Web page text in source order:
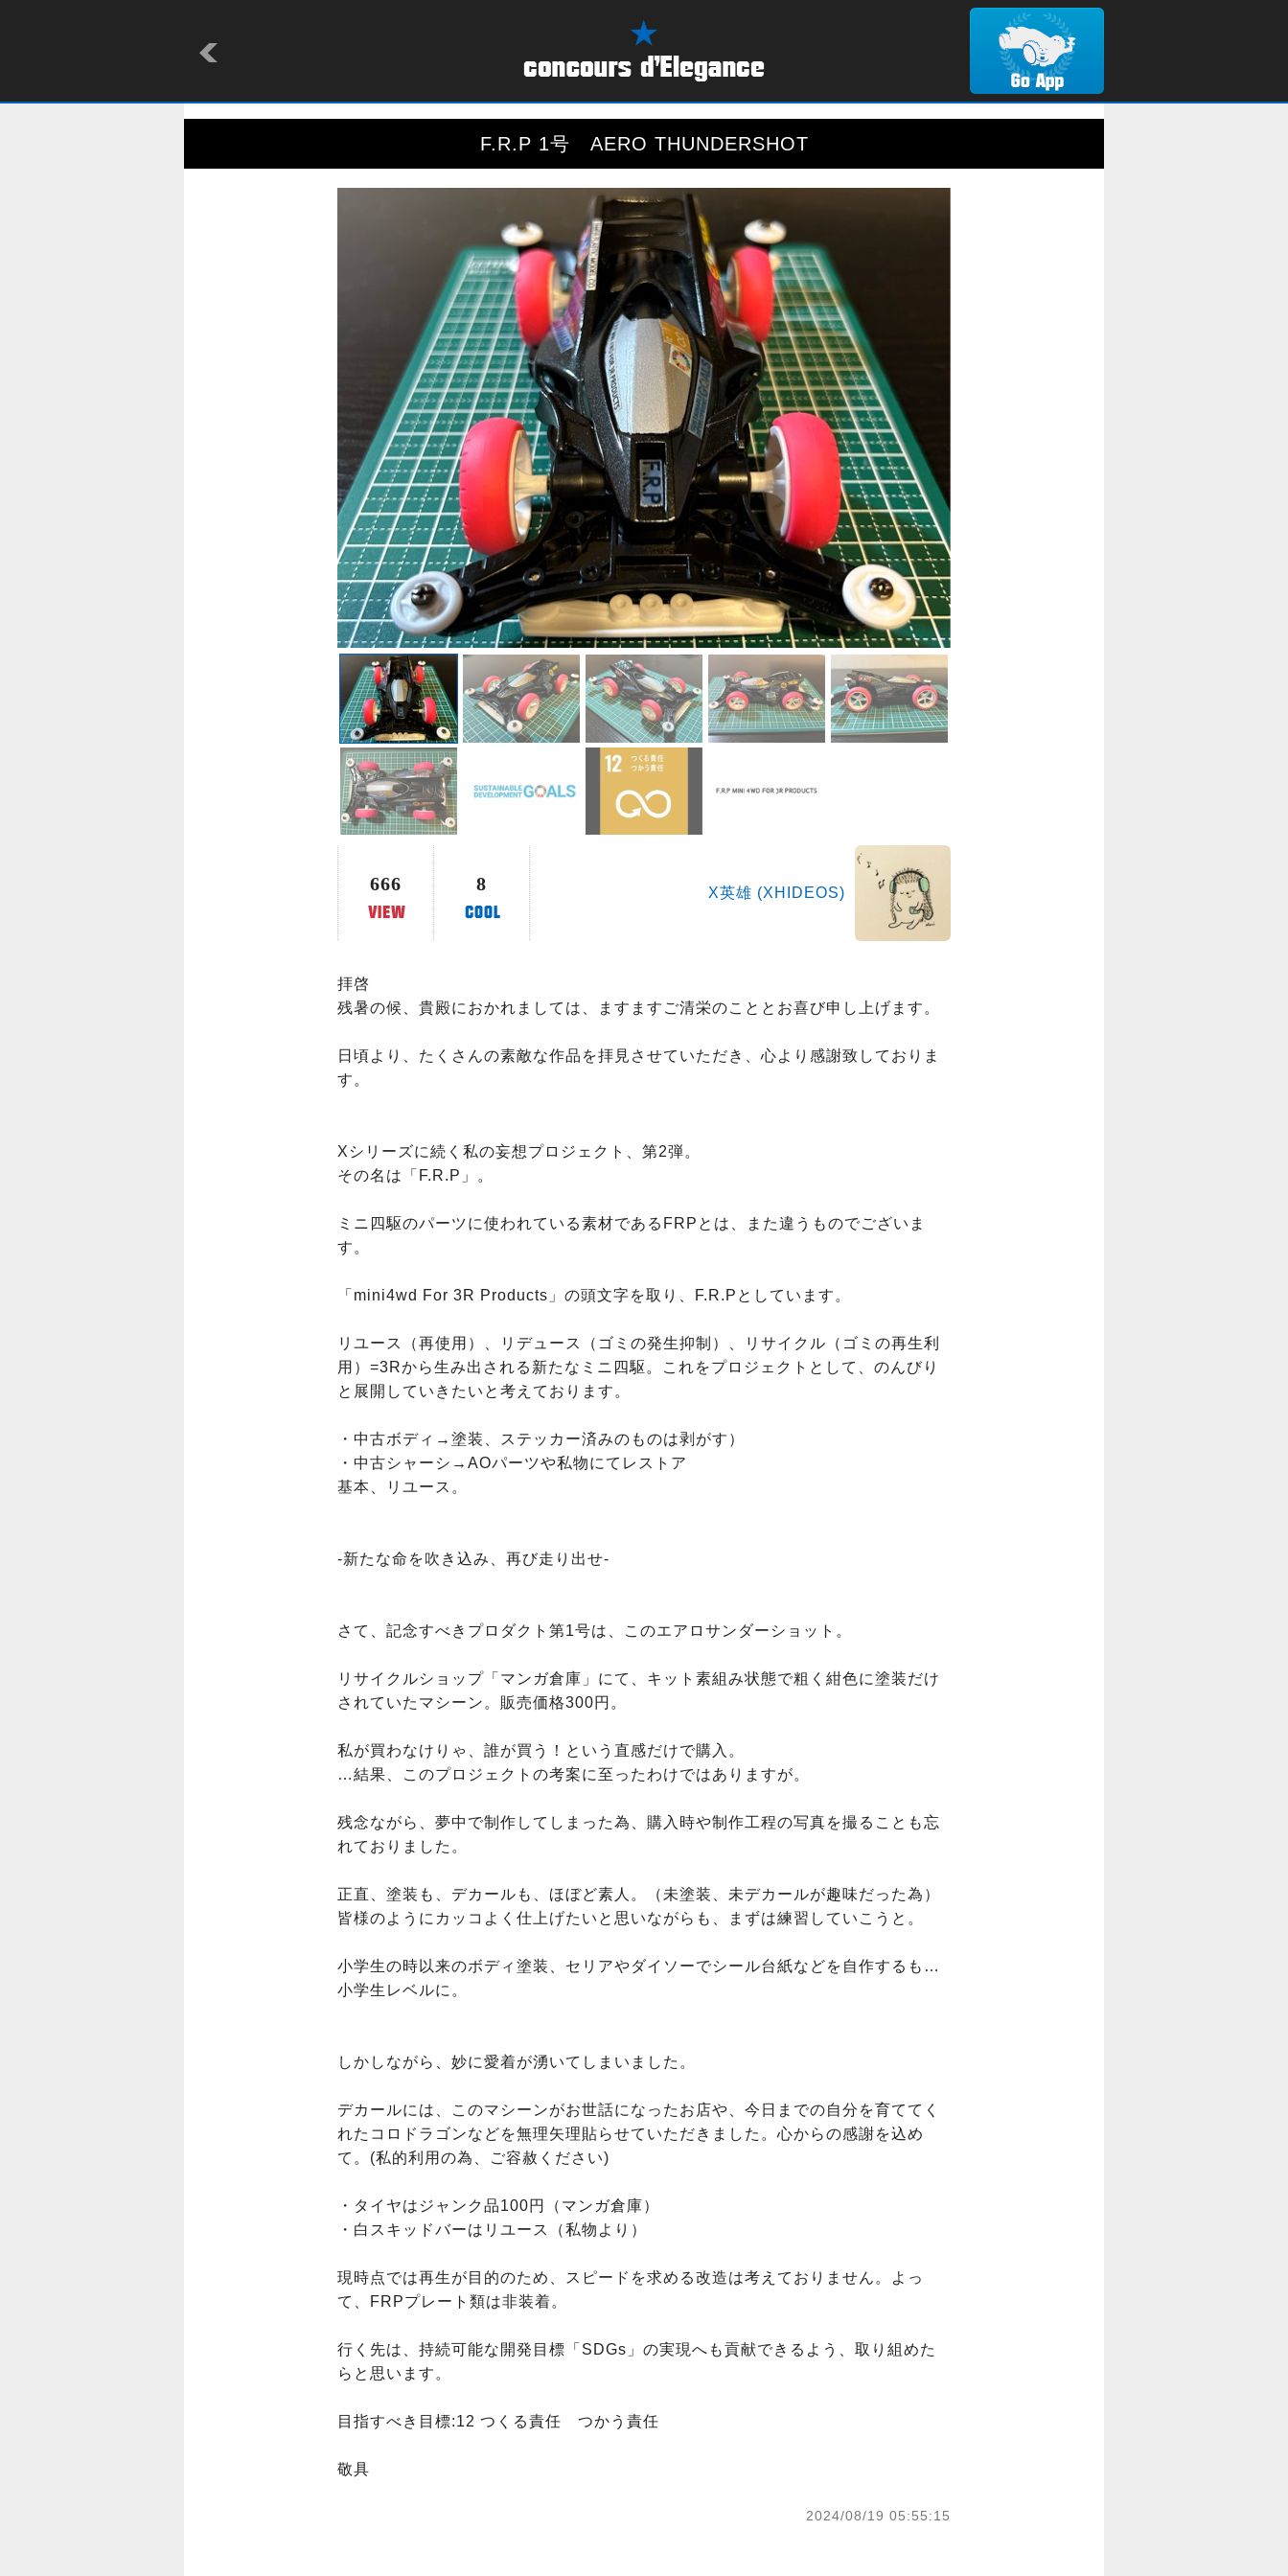
F.R.P 1号 AERO THUNDERSHOT
666 8 X英雄 (XHIDEOS)
拝啓
残暑の候、貴殿におかれましては、ますますご清栄のこととお喜び申し上げます。
日頃より、たくさんの素敵な作品を拝見させていただき、心より感謝致しておりま
す。
Xシリーズに続く私の妄想プロジェクト、第2弾。
その名は「F.R.P」。
ミニ四駆のパーツに使われている素材であるFRPとは、また違うものでございま
す。
「mini4wd For 3R Products」の頭文字を取り、F.R.Pとしています。
リユース（再使用）、リデュース（ゴミの発生抑制）、リサイクル（ゴミの再生利
用）=3Rから生み出される新たなミニ四駆。これをプロジェクトとして、のんびり
と展開していきたいと考えております。
・中古ボディ→塗装、ステッカー済みのものは剥がす）
・中古シャーシ→AOパーツや私物にてレストア
基本、リユース。
-新たな命を吹き込み、再び走り出せ-
さて、記念すべきプロダクト第1号は、このエアロサンダーショット。
リサイクルショップ「マンガ倉庫」にて、キット素組み状態で粗く紺色に塗装だけ
されていたマシーン。販売価格300円。
私が買わなけりゃ、誰が買う！という直感だけで購入。
…結果、このプロジェクトの考案に至ったわけではありますが。
残念ながら、夢中で制作してしまった為、購入時や制作工程の写真を撮ることも忘
れておりました。
正直、塗装も、デカールも、ほぼど素人。（未塗装、未デカールが趣味だった為）
皆様のようにカッコよく仕上げたいと思いながらも、まずは練習していこうと。
小学生の時以来のボディ塗装、セリアやダイソーでシール台紙などを自作するも…
小学生レベルに。
しかしながら、妙に愛着が湧いてしまいました。
デカールには、このマシーンがお世話になったお店や、今日までの自分を育ててく
れたコロドラゴンなどを無理矢理貼らせていただきました。心からの感謝を込め
て。(私的利用の為、ご容赦ください)
・タイヤはジャンク品100円（マンガ倉庫）
・白スキッドバーはリユース（私物より）
現時点では再生が目的のため、スピードを求める改造は考えておりません。よっ
て、FRPプレート類は非装着。
行く先は、持続可能な開発目標「SDGs」の実現へも貢献できるよう、取り組めた
らと思います。
目指すべき目標:12 つくる責任　つかう責任
2024/08/19 05:55:15